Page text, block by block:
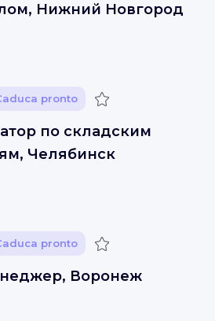
Нижний Новгород
pronto Guardar
по складским
Челябинск
pronto Guardar
Воронеж